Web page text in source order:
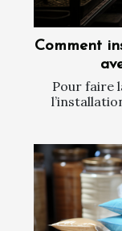
Comment
Pour faire